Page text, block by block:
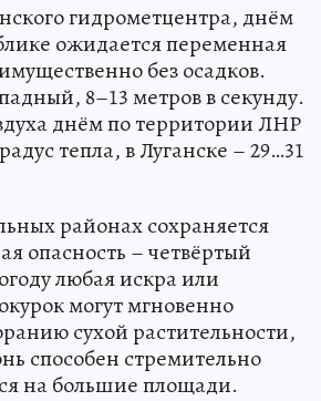
гидрометцентра, днём
ожидается переменная
без осадков.
8–13 метров в секунду.
днём по территории ЛНР
тепла, в Луганске – 29…31
районах сохраняется
опасность – четвёртый
любая искра или
могут мгновенно
сухой растительности,
способен стремительно
на большие площади.